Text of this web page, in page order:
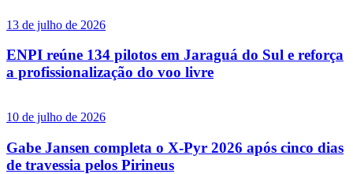
13 de julho de 2026
ENPI reúne 134 pilotos em Jaraguá do Sul e reforça
a profissionalização do voo livre
10 de julho de 2026
Gabe Jansen completa o X-Pyr 2026 após cinco dias
de travessia pelos Pirineus